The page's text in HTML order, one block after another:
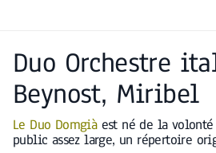
Duo Orchestre
Beynost, Miribel
Le Duo Domgiàest né de la volonté
public assez large, un répertoire